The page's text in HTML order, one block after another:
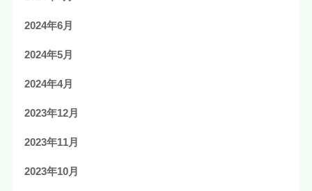
2024年6月
2024年5月
2024年4月
2023年12月
2023年11月
2023年10月